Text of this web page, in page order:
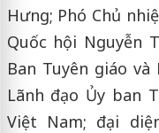
Hưng; Phó Chủ
Quốc hội Nguyễn
Ban Tuyên giáo
Lãnh đạo Ủy ban
Việt Nam; đại